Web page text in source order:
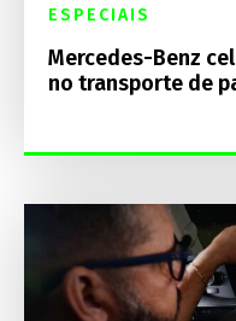
ESPECIAIS
Mercedes-Benz
no transporte de